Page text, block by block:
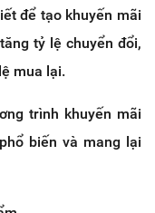
để tạo khuyến mãi
tỷ lệ chuyển đổi,
mua lại.
trình khuyến mãi
biến và mang lại